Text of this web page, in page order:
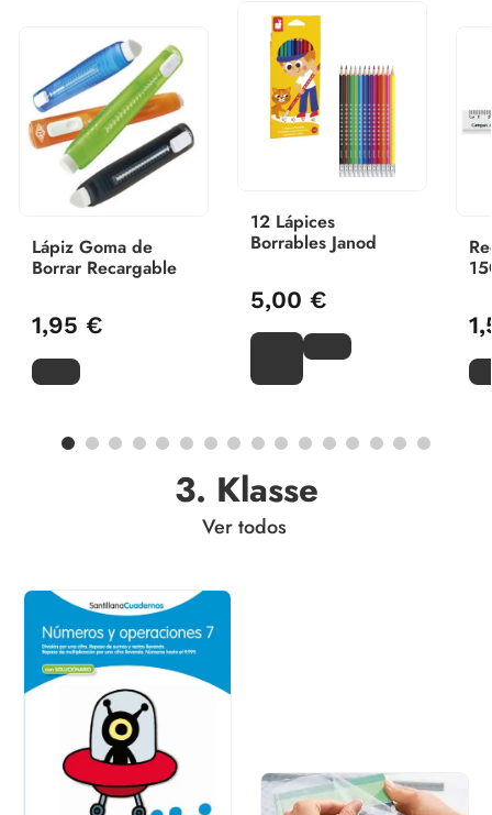
Lápiz Goma de
Borrar Recargable
1,95 €
12 Lápices
Borrables Janod
5,00 €
3. Klasse
Ver todos